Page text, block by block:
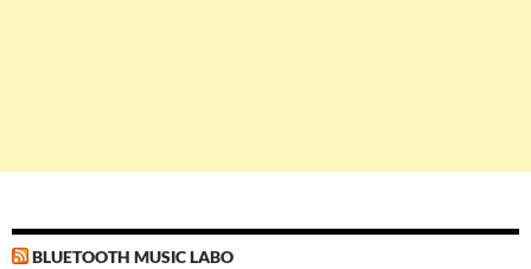
BLUETOOTH MUSIC LABO